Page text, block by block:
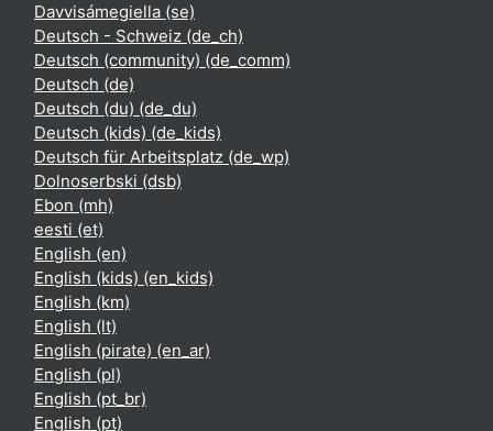
Davvisámegiella ‎(se)‎
Deutsch - Schweiz ‎(de_ch)‎
Deutsch (community) ‎(de_comm)‎
Deutsch ‎(de)‎
Deutsch (du) ‎(de_du)‎
Deutsch (kids) ‎(de_kids)‎
Deutsch für Arbeitsplatz ‎(de_wp)‎
Dolnoserbski ‎(dsb)‎
Ebon ‎(mh)‎
eesti ‎(et)‎
English ‎(en)‎
English (kids) ‎(en_kids)‎
English ‎(km)‎
English ‎(lt)‎
English (pirate) ‎(en_ar)‎
English ‎(pl)‎
English ‎(pt_br)‎
English ‎(pt)‎